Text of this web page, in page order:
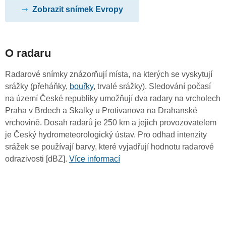
Zobrazit snímek Evropy
O radaru
Radarové snímky znázorňují místa, na kterých se vyskytují
srážky (přeháňky, bouřky, trvalé srážky). Sledování počasí
na území České republiky umožňují dva radary na vrcholech
Praha v Brdech a Skalky u Protivanova na Drahanské
vrchovině. Dosah radarů je 250 km a jejich provozovatelem
je Český hydrometeorologický ústav. Pro odhad intenzity
srážek se používají barvy, které vyjadřují hodnotu radarové
odrazivosti [dBZ]. Více informací